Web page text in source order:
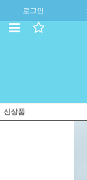
로그인
신상품